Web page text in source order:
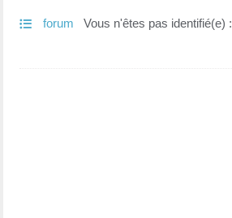
forum Vous n'êtes pas identifié(e) :